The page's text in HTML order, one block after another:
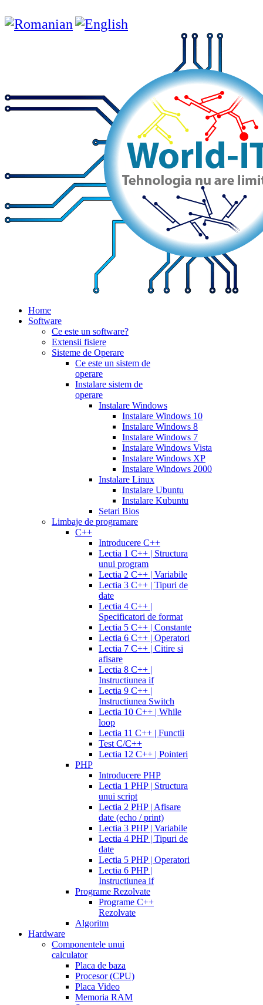
Home
Software
Ce este un software?
Extensii fisiere
Sisteme de Operare
Ce este un sistem de
operare
Instalare sistem de
operare
Instalare Windows
Instalare Windows 10
Instalare Windows 8
Instalare Windows 7
Instalare Windows Vista
Instalare Windows XP
Instalare Windows 2000
Instalare Linux
Instalare Ubuntu
Instalare Kubuntu
Setari Bios
Limbaje de programare
C++
Introducere C++
Lectia 1 C++ | Structura
unui program
Lectia 2 C++ | Variabile
Lectia 3 C++ | Tipuri de
date
Lectia 4 C++ |
Specificatori de format
Lectia 5 C++ | Constante
Lectia 6 C++ | Operatori
Lectia 7 C++ | Citire si
afisare
Lectia 8 C++ |
Instructiunea if
Lectia 9 C++ |
Instructiunea Switch
Lectia 10 C++ | While
loop
Lectia 11 C++ | Functii
Test C/C++
Lectia 12 C++ | Pointeri
PHP
Introducere PHP
Lectia 1 PHP | Structura
unui script
Lectia 2 PHP | Afisare
date (echo / print)
Lectia 3 PHP | Variabile
Lectia 4 PHP | Tipuri de
date
Lectia 5 PHP | Operatori
Lectia 6 PHP |
Instructiunea if
Programe Rezolvate
Programe C++
Rezolvate
Algoritm
Hardware
Componentele unui
calculator
Placa de baza
Procesor (CPU)
Placa Video
Memoria RAM